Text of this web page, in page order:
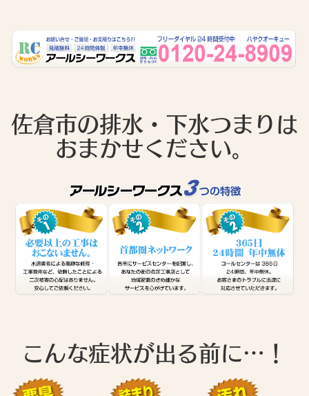
佐倉市の排水・下水つまりは
おまかせください。
こんな症状が出る前に…！